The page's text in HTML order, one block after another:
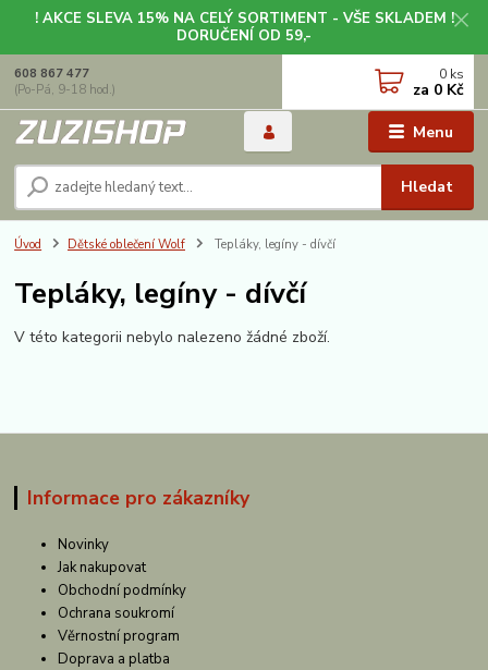
! AKCE SLEVA 15% NA CELÝ SORTIMENT - VŠE SKLADEM !
DORUČENÍ OD 59,-
Menu
Hledat
608 867 477
(Po-Pá, 9-18 hod.)
0 ks
za 0 Kč
Úvod Dětské oblečení Wolf Tepláky, legíny - dívčí
Tepláky, legíny - dívčí
V této kategorii nebylo nalezeno žádné zboží.
Informace pro zákazníky
Novinky
Jak nakupovat
Obchodní podmínky
Ochrana soukromí
Věrnostní program
Doprava a platba